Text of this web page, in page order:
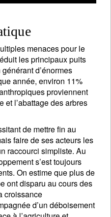
menaces pour le
les principaux puits
d’énormes
année, environ 11%
proviennent
et l’abattage des arbres
de mettre fin au
faire de ses acteurs les
raccourci simpliste. Au
s’est toujours
On estime que plus de
ont disparu au cours des
croissance
d’un déboisement